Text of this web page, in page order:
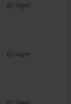
Ej i lager
Ej i lager